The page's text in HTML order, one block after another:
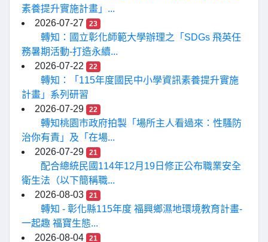
素養提升實施計畫」...
2026-07-27
23
轉知：國立彰化師範大學辦理之「SDGs 飛英任
務暑期活動-打造永續...
2026-07-22
22
轉知：「115年度國民中小學資訊素養提升實施
計畫」系列研習
2026-07-29
22
轉知桃園市政府拍製「場所主人看過來：性騷防
治你有責」及「在場...
2026-07-29
21
配合總統民國114年12月19日修正公布職業安全
衛生法（以下簡稱職...
2026-08-03
21
轉知 - 彰化縣115年度 福興鄉濕地環境教育計畫-
一起趣 福寶生態...
2026-08-04
21